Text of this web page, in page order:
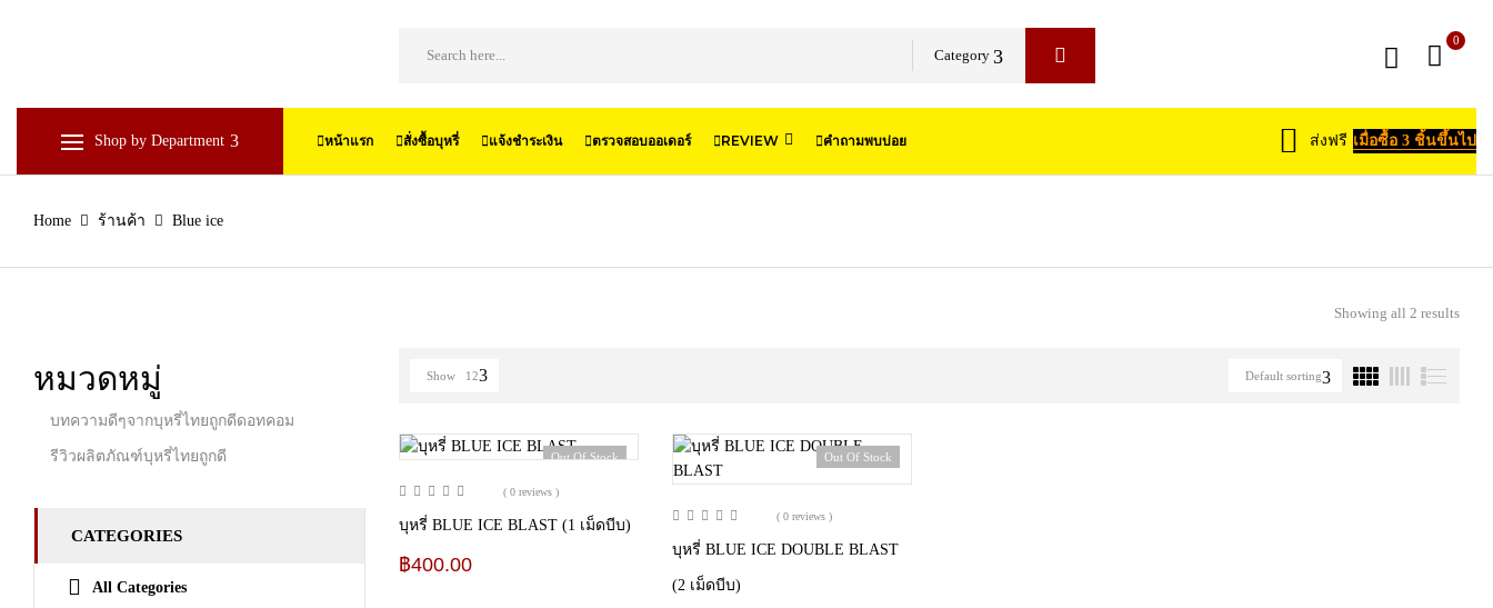
Category
0
Shop by Department หน้าแรก สั่งซื้อบุหรี่ แจ้งชำระเงิน ตรวจสอบออเดอร์ REVIEW คำถามพบบ่อย ส่งฟรี เมื่อซื้อ 3 ชิ้นขึ้นไป
Home ร้านค้า Blue ice
หมวดหมู่
บทความดีๆจากบุหรี่ไทยถูกดีดอทคอม
รีวิวผลิตภัณฑ์บุหรี่ไทยถูกดี
CATEGORIES
All Categories
Showing all 2 results
Default sorting
Show 12
Out Of Stock
( 0 reviews )
บุหรี่ BLUE ICE BLAST (1 เม็ดบีบ)
฿400.00
Out Of Stock
( 0 reviews )
บุหรี่ BLUE ICE DOUBLE BLAST
(2 เม็ดบีบ)